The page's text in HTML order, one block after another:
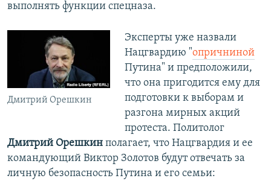
выполнять функции спецназа.
Дмитрий Орешкин
Эксперты уже назвали
Нацгвардию "опричниной
Путина" и предположили,
что она пригодится ему для
подготовки к выборам и
разгона мирных акций
протеста. Политолог
Дмитрий Орешкин полагает, что Нацгвардия и ее
командующий Виктор Золотов будут отвечать за
личную безопасность Путина и его семьи: